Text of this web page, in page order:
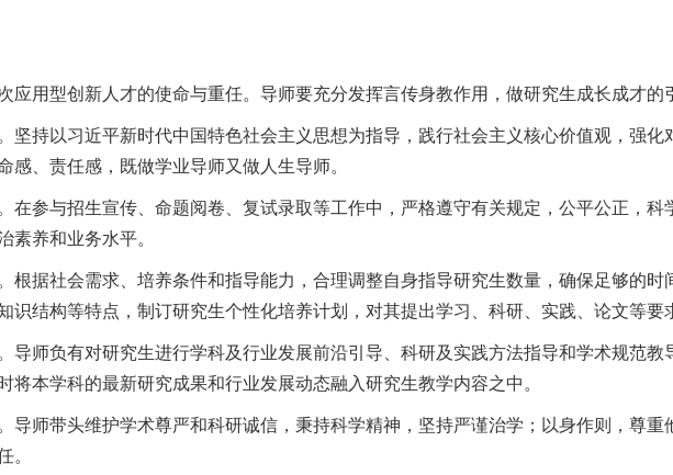
应用型创新人才的使命与重任。导师要充分发挥言传身教作用，做研究生成长成才的
坚持以习近平新时代中国特色社会主义思想为指导，践行社会主义核心价值观，强
感、责任感，既做学业导师又做人生导师。
在参与招生宣传、命题阅卷、复试录取等工作中，严格遵守有关规定，公平公正，
素养和业务水平。
根据社会需求、培养条件和指导能力，合理调整自身指导研究生数量，确保足够的
识结构等特点，制订研究生个性化培养计划，对其提出学习、科研、实践、论文等要
导师负有对研究生进行学科及行业发展前沿引导、科研及实践方法指导和学术规范
将本学科的最新研究成果和行业发展动态融入研究生教学内容之中。
导师带头维护学术尊严和科研诚信，秉持科学精神，坚持严谨治学；以身作则，尊
。